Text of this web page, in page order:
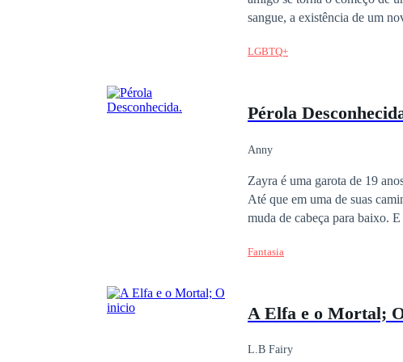
quedaría, soy Kalila, que
de cinco seres sobre
sangue, a existência de um
que jamais sonhara existir.
integral sem as referências do
LGBTQ+
Pérola
Anny
Zayra é uma garota de 19
Até que em uma de suas
muda de cabeça para baixo.
Fantasia
A Elfa e o Mortal;
L.B Fairy